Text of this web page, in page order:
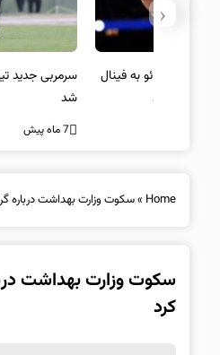
سرمربی جدید تیم هوادار
شد
‹
Home
»سکوت وزارت بهداشت درباره
سکوت وزارت بهداشت
کرد